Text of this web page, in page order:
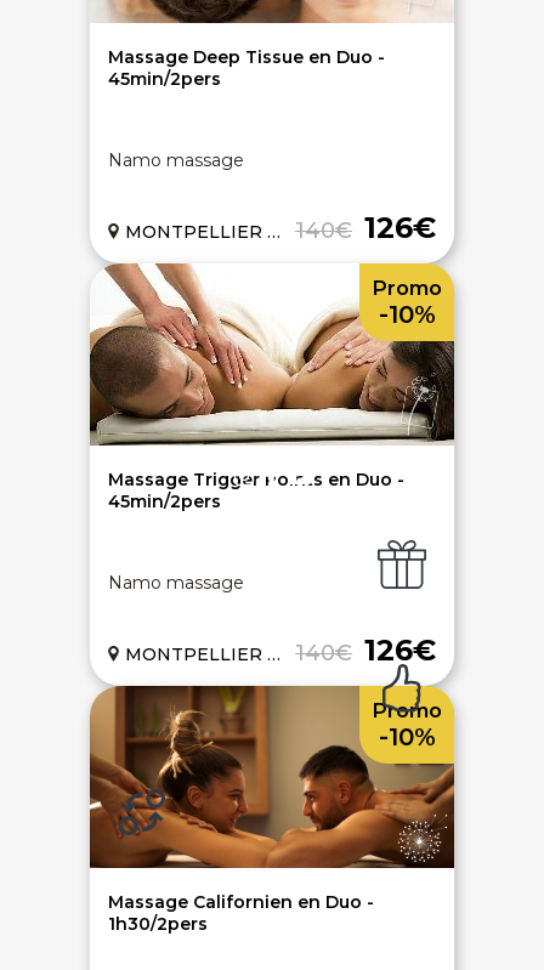
Massage Deep Tissue en Duo -
45min/2pers
Namo massage
140€ 126€
MONTPELLIER (34)
Massage Trigger Points en Duo -
45min/2pers
Namo massage
140€ 126€
MONTPELLIER (34)
Promo
-10%
Massage Californien en Duo -
1h30/2pers
Promo
-10%
On discute ?
SERVICE CLIENTS LeBienEtre.fr
Notre service client est ouvert du lundi au vendredi
de 9h à 12h30 et de 14h à 18h
DEVENIR PARTENAIRE
Proposer mon établissement
Témoignages partenaires
RECRUTEMENT
Ouvrir une agence LeBienEtre.fr
Livraison gratuite 94% de satisfaits
Échange 1 an